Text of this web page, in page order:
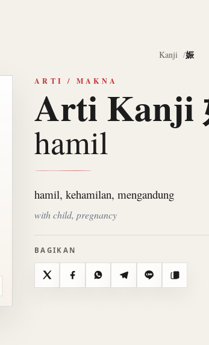
Kanji 娠
ARTI / MAKNA
Arti Kanji
hamil
hamil, kehamilan, mengandung
with child, pregnancy
BAGIKAN
X FacebookWhatsAppTelegramLine Salin